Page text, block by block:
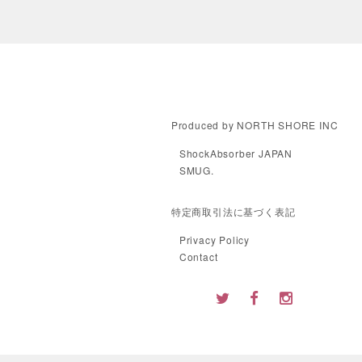
Produced by NORTH SHORE INC
ShockAbsorber JAPAN
SMUG.
特定商取引法に基づく表記
Privacy Policy
Contact